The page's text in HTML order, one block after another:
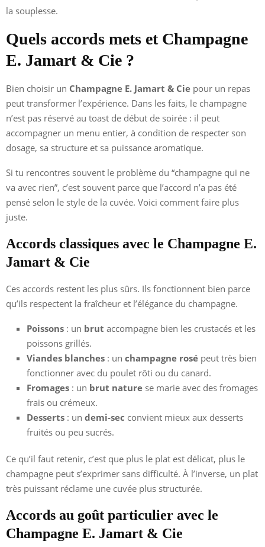
la souplesse.
Quels accords mets et Champagne
E. Jamart & Cie ?
Bien choisir un Champagne E. Jamart & Cie pour un repas
peut transformer l’expérience. Dans les faits, le champagne
n’est pas réservé au toast de début de soirée : il peut
accompagner un menu entier, à condition de respecter son
dosage, sa structure et sa puissance aromatique.
Si tu rencontres souvent le problème du “champagne qui ne
va avec rien”, c’est souvent parce que l’accord n’a pas été
pensé selon le style de la cuvée. Voici comment faire plus
juste.
Accords classiques avec le Champagne E.
Jamart & Cie
Ces accords restent les plus sûrs. Ils fonctionnent bien parce
qu’ils respectent la fraîcheur et l’élégance du champagne.
Poissons : un brut accompagne bien les crustacés et les
poissons grillés.
Viandes blanches : un champagne rosé peut très bien
fonctionner avec du poulet rôti ou du canard.
Fromages : un brut nature se marie avec des fromages
frais ou crémeux.
Desserts : un demi-sec convient mieux aux desserts
fruités ou peu sucrés.
Ce qu’il faut retenir, c’est que plus le plat est délicat, plus le
champagne peut s’exprimer sans difficulté. À l’inverse, un plat
très puissant réclame une cuvée plus structurée.
Accords au goût particulier avec le
Champagne E. Jamart & Cie